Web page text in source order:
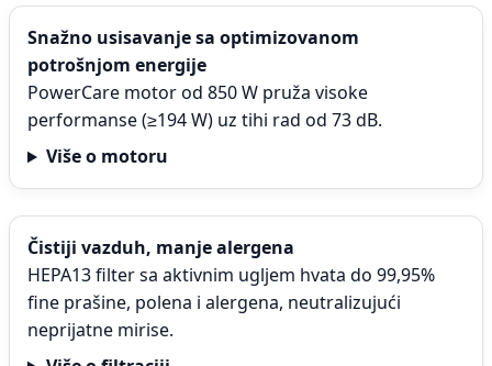
Snažno usisavanje sa optimizovanom
potrošnjom energije
PowerCare motor od 850 W pruža visoke
performanse (≥194 W) uz tihi rad od 73 dB.
Više o motoru
Čistiji vazduh, manje alergena
HEPA13 filter sa aktivnim ugljem hvata do 99,95%
fine prašine, polena i alergena, neutralizujući
neprijatne mirise.